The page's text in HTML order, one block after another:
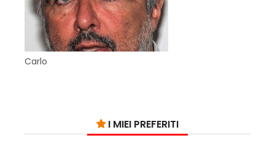
Carlo
I MIEI PREFERITI